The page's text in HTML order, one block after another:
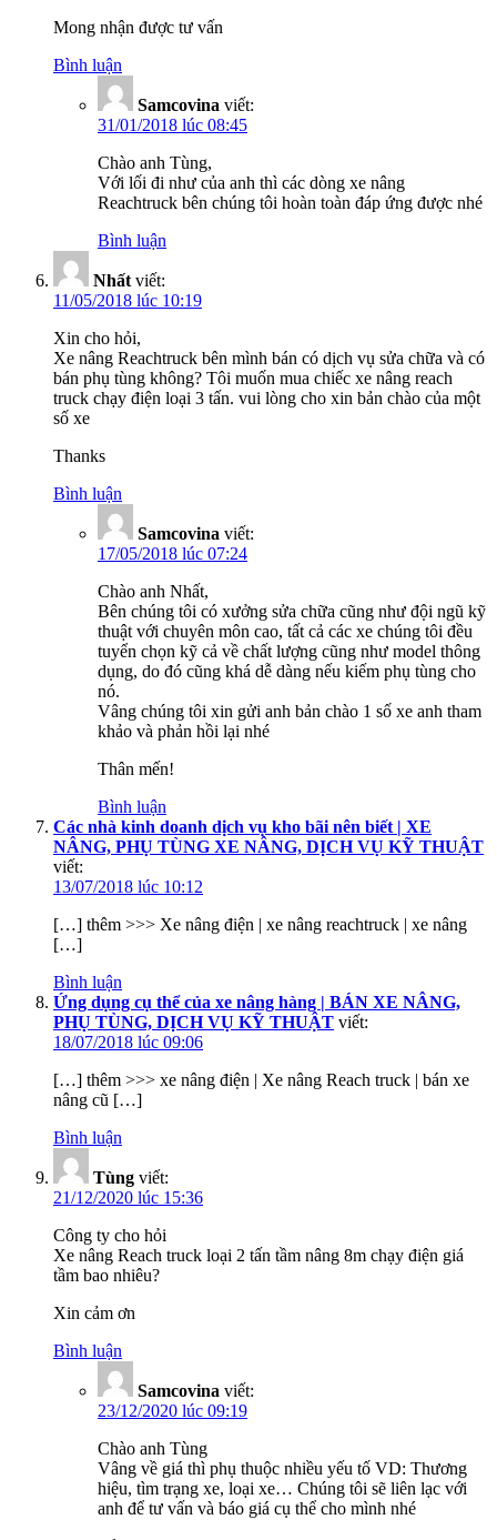
Mong nhận được tư vấn
Bình luận
Samcovina viết:
31/01/2018 lúc 08:45
Chào anh Tùng,
Với lối đi như của anh thì các dòng xe nâng
Reachtruck bên chúng tôi hoàn toàn đáp ứng được nhé
Bình luận
Nhất viết:
11/05/2018 lúc 10:19
Xin cho hỏi,
Xe nâng Reachtruck bên mình bán có dịch vụ sửa chữa và có
bán phụ tùng không? Tôi muốn mua chiếc xe nâng reach
truck chạy điện loại 3 tấn. vui lòng cho xin bản chào của một
số xe
Thanks
Bình luận
Samcovina viết:
17/05/2018 lúc 07:24
Chào anh Nhất,
Bên chúng tôi có xưởng sửa chữa cũng như đội ngũ kỹ
thuật với chuyên môn cao, tất cả các xe chúng tôi đều
tuyển chọn kỹ cả về chất lượng cũng như model thông
dụng, do đó cũng khá dễ dàng nếu kiếm phụ tùng cho
nó.
Vâng chúng tôi xin gửi anh bản chào 1 số xe anh tham
khảo và phản hồi lại nhé
Thân mến!
Bình luận
Các nhà kinh doanh dịch vụ kho bãi nên biết | XE
NÂNG, PHỤ TÙNG XE NÂNG, DỊCH VỤ KỸ THUẬT
viết:
13/07/2018 lúc 10:12
[…] thêm >>> Xe nâng điện | xe nâng reachtruck | xe nâng
[…]
Bình luận
Ứng dụng cụ thể của xe nâng hàng | BÁN XE NÂNG,
PHỤ TÙNG, DỊCH VỤ KỸ THUẬT viết:
18/07/2018 lúc 09:06
[…] thêm >>> xe nâng điện | Xe nâng Reach truck | bán xe
nâng cũ […]
Bình luận
Tùng viết:
21/12/2020 lúc 15:36
Công ty cho hỏi
Xe nâng Reach truck loại 2 tấn tầm nâng 8m chạy điện giá
tầm bao nhiêu?
Xin cảm ơn
Bình luận
Samcovina viết:
23/12/2020 lúc 09:19
Chào anh Tùng
Vâng về giá thì phụ thuộc nhiều yếu tố VD: Thương
hiệu, tìm trạng xe, loại xe… Chúng tôi sẽ liên lạc với
anh để tư vấn và báo giá cụ thể cho mình nhé